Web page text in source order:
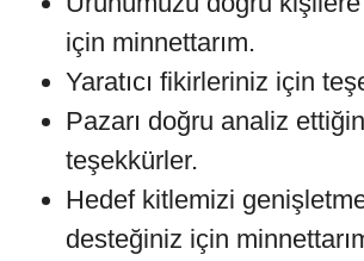
için minnettarım.
Yaratıcı fikirleriniz için
Pazarı doğru analiz
teşekkürler.
Hedef kitlemizi
desteğiniz için